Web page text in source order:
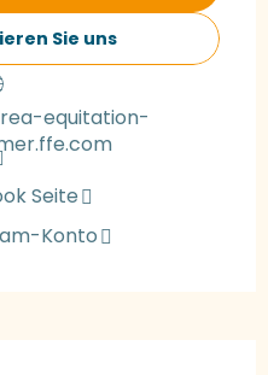
Sie uns
equitation-
Seite
Konto